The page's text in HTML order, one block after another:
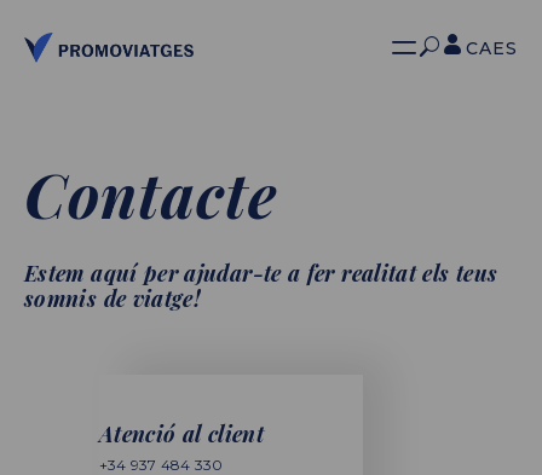
CAES
Contacte
Estem aquí per ajudar-te a fer realitat els teus
somnis de viatge!
Atenció al client
+34 937 484 330